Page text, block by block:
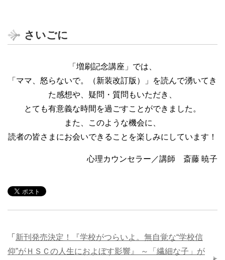
さいごに
「増刷記念講座」では、
「ママ、怒らないで。（新装改訂版）」を読んで湧いてき
た感想や、疑問・質問もいただき、
とても有意義な時間を過ごすことができました。
また、このような機会に、
読者の皆さまにお会いできることを楽しみにしています！
心理カウンセラー／講師 斎藤 暁子
「 新刊発売決定！『学校がつらいよ。無自覚な“学校信
仰”がＨＳＣの人生におよぼす影響』 ～「繊細な子」が